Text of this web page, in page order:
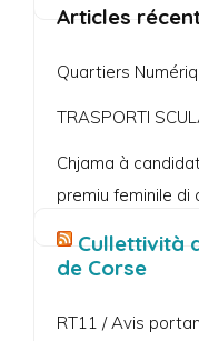
Articles
Quartiers
TRASPORTI
Chjama à
premiu feminile
Cullettività
de Corse
RT11 / Avis